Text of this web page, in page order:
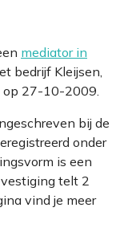
mediator in
bedrijf Kleijsen,
op 27-10-2009.
bij de
onder
is een
telt 2
vind je meer